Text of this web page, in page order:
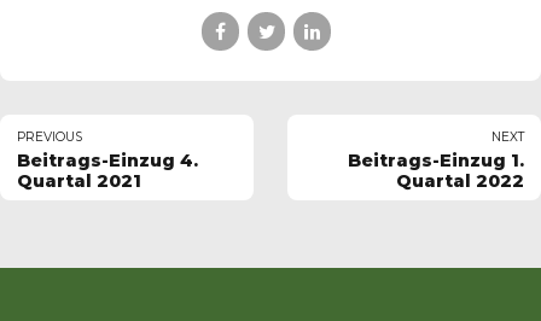
PREVIOUS
Beitrags-Einzug 4.
Quartal 2021
NEXT
Beitrags-Einzug 1.
Quartal 2022